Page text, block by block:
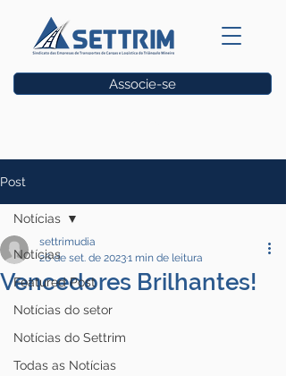
Associe-se
Post
Notícias
Featured Post
Notícias do setor
Notícias do Settrim
Todas as Notícias
Notícias
Vencedores Brilhantes!
settrimudia
26 de set. de 20231 min de leitura